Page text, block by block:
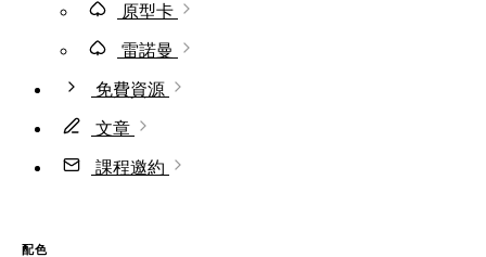
原型卡
雷諾曼
免費資源
文章
課程邀約
配色